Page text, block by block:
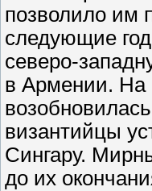
позволило им
следующие
северо-
в Армении. На
византийцы
Сингару.
до их